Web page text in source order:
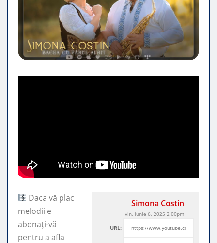
Simona Costin
vin, iunie 6, 2025 2:00pm
URL:
Daca vă plac
melodiile
abonați-vă
pentru a afla